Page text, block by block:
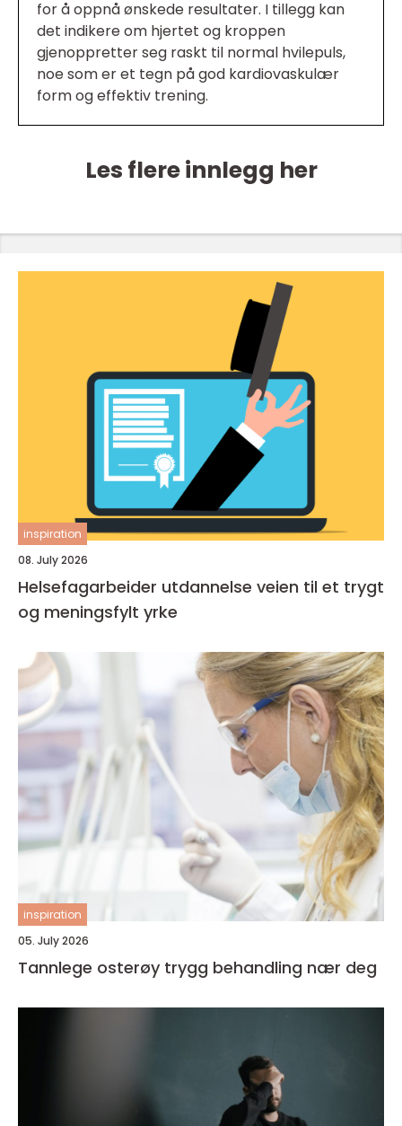
for å oppnå ønskede resultater. I tillegg kan
det indikere om hjertet og kroppen
gjenoppretter seg raskt til normal hvilepuls,
noe som er et tegn på god kardiovaskulær
form og effektiv trening.
Les flere innlegg her
inspiration
08. July 2026
Helsefagarbeider utdannelse veien til et trygt
og meningsfylt yrke
inspiration
05. July 2026
Tannlege osterøy trygg behandling nær deg